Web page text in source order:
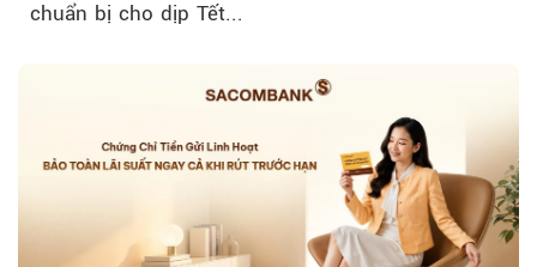
chuẩn bị cho dịp Tết...